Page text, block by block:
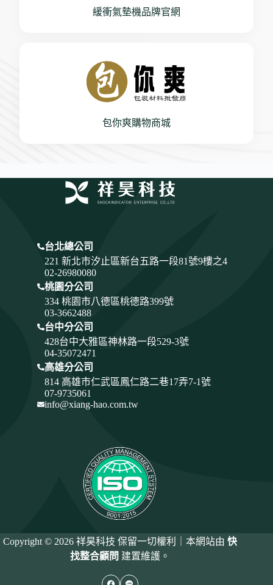
緩衝氣墊機品牌官網
包你爽購物商城
台北總公司
221 新北市汐止區新台五路一段81號9樓之4
02-26980080
桃園分公司
334 桃園市八德區桃德路399號
03-3662488
台中分公司
428台中大雅區神林路一段529-3號
04-35072471
高雄分公司
814 高雄市仁武區鳳仁路二巷17弄7-1號
07-9735061
info@xiang-hao.com.tw
Copyright © 2026 祥昊科技 保留一切權利｜本網站由快
找整合顧問 建置維護。